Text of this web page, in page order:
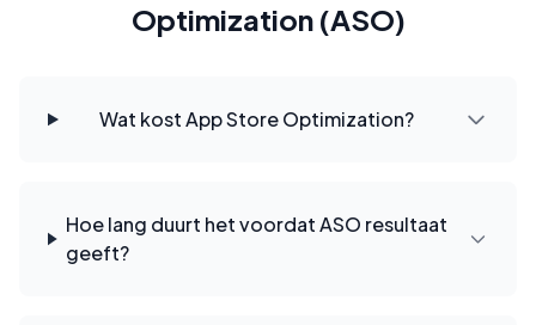
Optimization (ASO)
Wat kost App Store Optimization?
Hoe lang duurt het voordat ASO resultaat
geeft?